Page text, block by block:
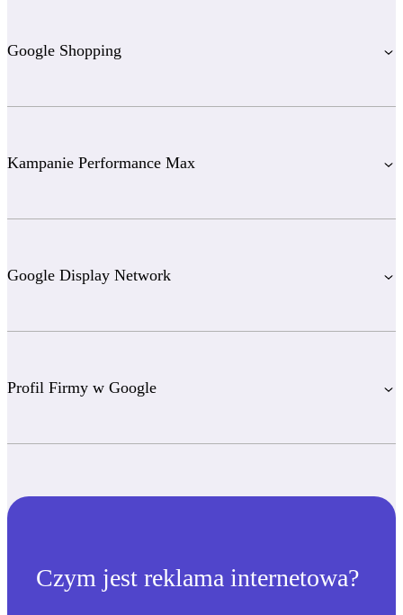
Google Shopping
Kampanie Performance Max
Google Display Network
Profil Firmy w Google
Czym jest reklama internetowa?